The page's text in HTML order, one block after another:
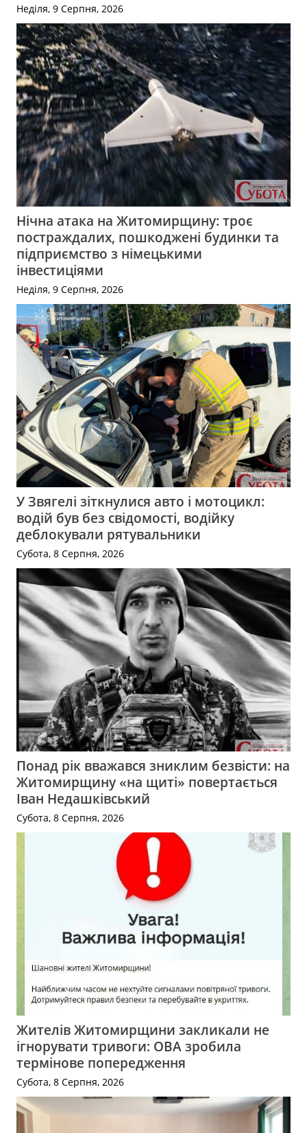
Неділя, 9 Серпня, 2026
Нічна атака на Житомирщину: троє
постраждалих, пошкоджені будинки та
підприємство з німецькими
інвестиціями
Неділя, 9 Серпня, 2026
У Звягелі зіткнулися авто і мотоцикл:
водій був без свідомості, водійку
деблокували рятувальники
Субота, 8 Серпня, 2026
Понад рік вважався зниклим безвісти: на
Житомирщину «на щиті» повертається
Іван Недашківський
Субота, 8 Серпня, 2026
Жителів Житомирщини закликали не
ігнорувати тривоги: ОВА зробила
термінове попередження
Субота, 8 Серпня, 2026